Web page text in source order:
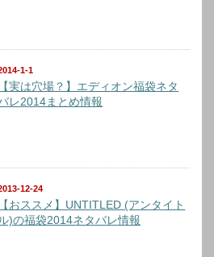
1-1
【実は穴場？】エディオン福袋ネタ
レ2014まとめ情報
12-24
【おススメ】UNTITLED (アンタイト
)の福袋2014ネタバレ情報